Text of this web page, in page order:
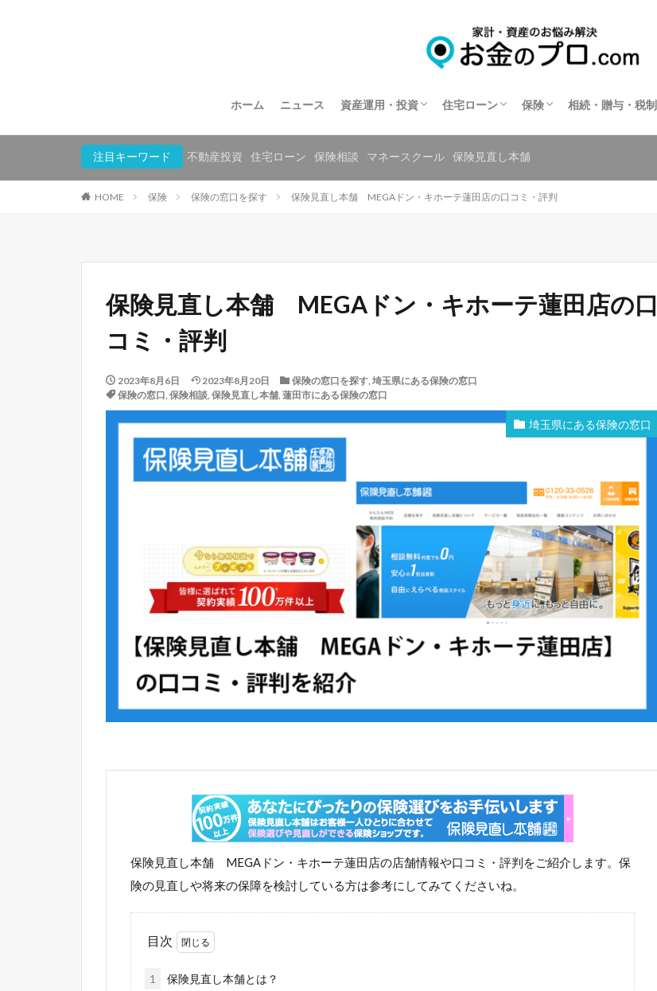
ホーム ニュース 資産運用・投資
不動産投資
住宅ローン
住宅ローン相談
住宅ローンの相談窓口を探す
保険
保険相談
保険の窓口を探す
共済の相談窓口を探す
相続・贈与・税制
注目キーワード 不動産投資 住宅ローン 保険相談 マネースクール 保険見直し本舗
HOME 保険 保険の窓口を探す 保険見直し本舗 MEGAドン・キホーテ蓮田店の口コミ・評判
保険見直し本舗 MEGAドン・キホーテ蓮田店の口
コミ・評判
2023年8月6日 2023年8月20日 保険の窓口を探す, 埼玉県にある保険の窓口
保険の窓口, 保険相談, 保険見直し本舗, 蓮田市にある保険の窓口
埼玉県にある保険の窓口
保険見直し本舗 MEGAドン・キホーテ蓮田店の店舗情報や口コミ・評判をご紹介します。保
険の見直しや将来の保障を検討している方は参考にしてみてくださいね。
目次
1 保険見直し本舗とは？